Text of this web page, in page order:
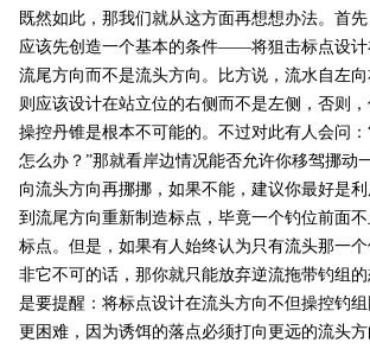
既然如此，那我们就从这方面再想想办法。首
应该先创造一个基本的条件——将狙击标点设计
流尾方向而不是流头方向。比方说，流水自左
则应该设计在站立位的右侧而不是左侧，否则
操控丹锥是根本不可能的。不过对此有人会问
怎么办？”那就看岸边情况能否允许你移驾挪动
向流头方向再挪挪，如果不能，建议你最好是
到流尾方向重新制造标点，毕竟一个钓位前面
标点。但是，如果有人始终认为只有流头那一
非它不可的话，那你就只能放弃逆流拖带钓组
是要提醒：将标点设计在流头方向不但操控钓
更困难，因为诱饵的落点必须打向更远的流头方